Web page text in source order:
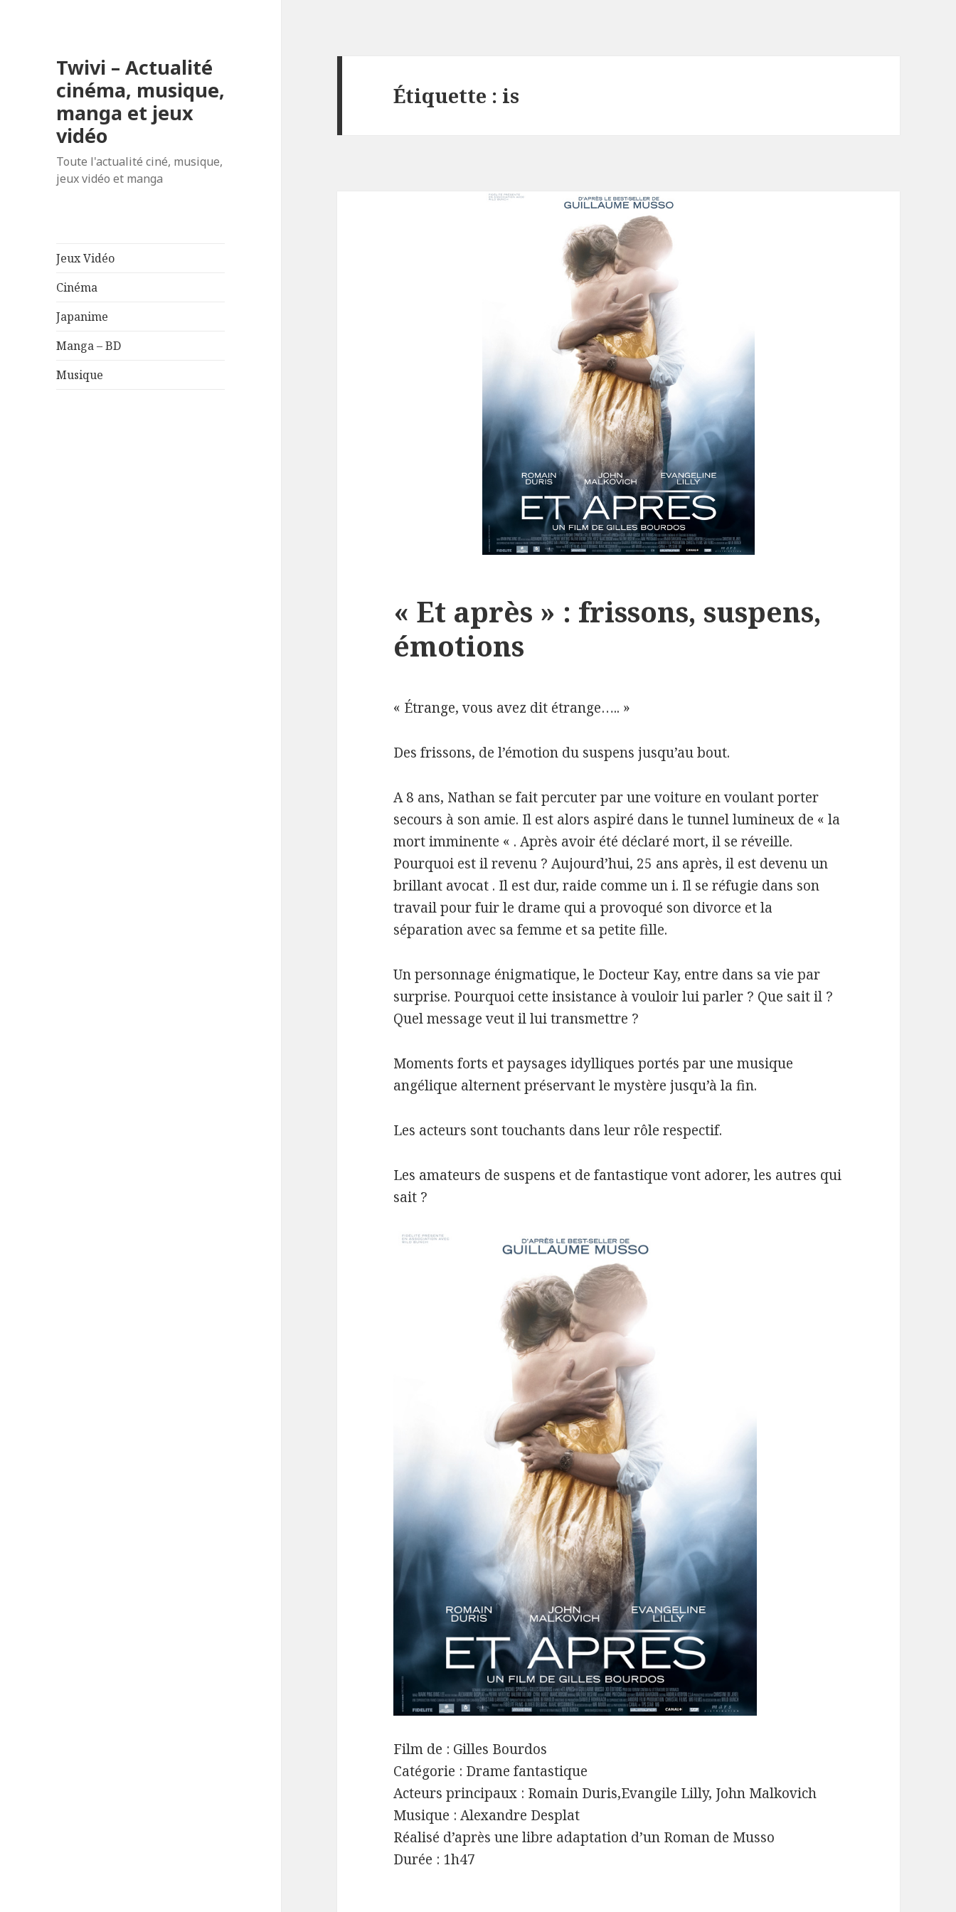
Twivi – Actualité
cinéma, musique,
manga et jeux
vidéo
Toute l'actualité ciné, musique,
jeux vidéo et manga
Jeux Vidéo
Cinéma
Japanime
Manga – BD
Musique
Étiquette : is
« Et après » : frissons, suspens,
émotions
« Étrange, vous avez dit étrange….. »
Des frissons, de l’émotion du suspens jusqu’au bout.
A 8 ans, Nathan se fait percuter par une voiture en voulant porter
secours à son amie. Il est alors aspiré dans le tunnel lumineux de « la
mort imminente « . Après avoir été déclaré mort, il se réveille.
Pourquoi est il revenu ? Aujourd’hui, 25 ans après, il est devenu un
brillant avocat . Il est dur, raide comme un i. Il se réfugie dans son
travail pour fuir le drame qui a provoqué son divorce et la
séparation avec sa femme et sa petite fille.
Un personnage énigmatique, le Docteur Kay, entre dans sa vie par
surprise. Pourquoi cette insistance à vouloir lui parler ? Que sait il ?
Quel message veut il lui transmettre ?
Moments forts et paysages idylliques portés par une musique
angélique alternent préservant le mystère jusqu’à la fin.
Les acteurs sont touchants dans leur rôle respectif.
Les amateurs de suspens et de fantastique vont adorer, les autres qui
sait ?
Film de : Gilles Bourdos
Catégorie : Drame fantastique
Acteurs principaux : Romain Duris,Evangile Lilly, John Malkovich
Musique : Alexandre Desplat
Réalisé d’après une libre adaptation d’un Roman de Musso
Durée : 1h47